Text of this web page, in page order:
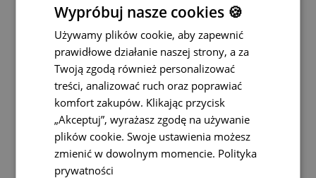
Bezprzewodowy zestaw do
wózka widłowego Vestys
Fork z wbudowaną baterią
1270 zł
Wypróbuj nasze cookies 🍪
Używamy plików cookie, aby zapewnić
prawidłowe działanie naszej strony, a za
Twoją zgodą również personalizować
treści, analizować ruch oraz poprawiać
komfort zakupów. Klikając przycisk
„Akceptuj”, wyrażasz zgodę na używanie
plików cookie. Swoje ustawienia możesz
zmienić w dowolnym momencie. Polityka
prywatności